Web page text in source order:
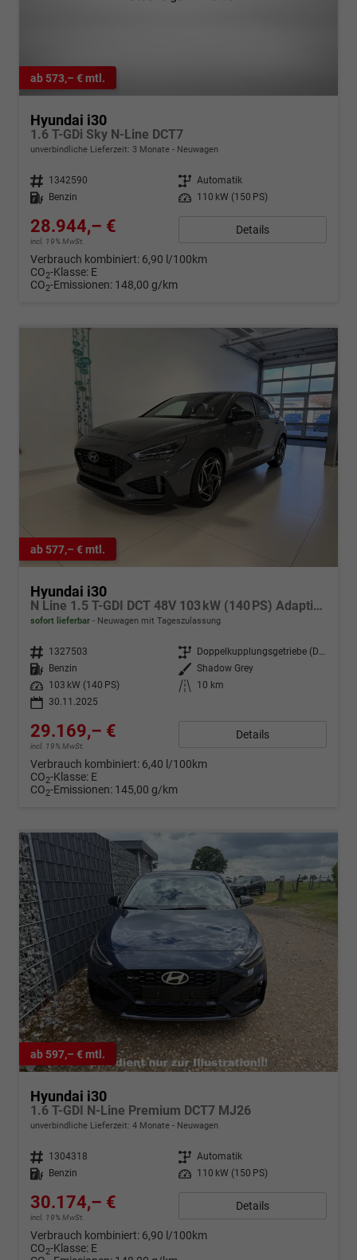
ab 573,– € mtl.
Hyundai i30
1.6 T-GDi Sky N-Line DCT7
unverbindliche Lieferzeit: 3 Monate Neuwagen
Fahrzeugnr. 1342590 Getriebe Automatik
Kraftstoff
Benzin Leistung 110 kW (150 PS)
28.944,– €
incl. 19% MwSt.
Details
Verbrauch kombiniert: 6,90 l/100km
CO2-Klasse: E
CO2-Emissionen: 148,00 g/km
ab 577,– € mtl.
Hyundai i30
N Line 1.5 T-GDI DCT 48V 103 kW (140 PS) Adaptiver Tempomat, Sitz-Paket, Lenkradheizung, Sitzheizung, 2-Zonen-Klimaautomatik, DAB, Apple CarPlay, Android Auto, Navigationssystem, Regensensor, 18 Zoll Leichtmetallfelgen, uvm.
sofort lieferbar Neuwagen mit Tageszulassung
Fahrzeugnr. 1327503 Getriebe
Doppelkupplungsgetriebe (DSG)
Kraftstoff
Benzin Außenfarbe Shadow Grey
Leistung
103 kW (140 PS) Kilometerstand
10 km
30.11.2025
29.169,– €
incl. 19% MwSt.
Details
Verbrauch kombiniert: 6,40 l/100km
CO2-Klasse: E
CO2-Emissionen: 145,00 g/km
ab 597,– € mtl.
Hyundai i30
1.6 T-GDI N-Line Premium DCT7 MJ26
unverbindliche Lieferzeit: 4 Monate Neuwagen
Fahrzeugnr. 1304318 Getriebe Automatik
Kraftstoff
Benzin Leistung 110 kW (150 PS)
30.174,– €
incl. 19% MwSt.
Details
Verbrauch kombiniert: 6,90 l/100km
CO2-Klasse: E